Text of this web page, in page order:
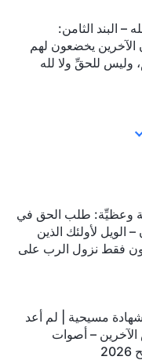
– البند الثامن:
الآخرين يخضعون لهم
وليس للحقِّ ولا لله
وعظيِّة: طلب الحق في
– الويل لأولئك الذين
فقط نزول الرب على
شهادة مسيحية | لم أعد
الآخرين – أصوات